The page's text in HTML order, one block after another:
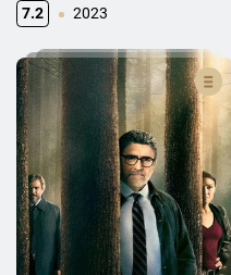
7.2 2023